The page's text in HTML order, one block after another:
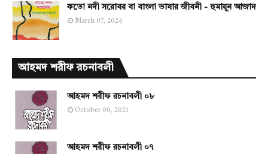
কতো নদী সরোবর বা বাংলা ভাষার জীবনী - হুমায়ুন আজাদ
March 07, 2024
আহমদ শরীফ রচনাবলী
আহমদ শরীফ রচনাবলী ০৮
October 06, 2021
আহমদ শরীফ রচনাবলী ০৭